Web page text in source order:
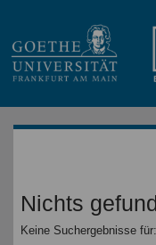
Nichts
Keine Suchergebnisse für: